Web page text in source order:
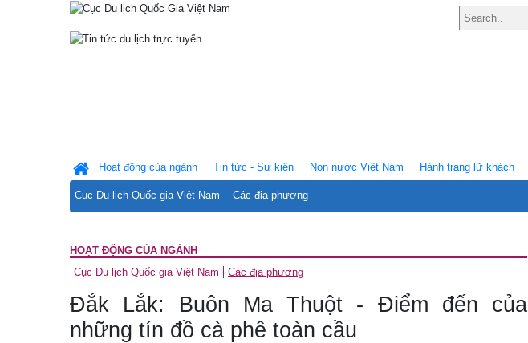
Hoạt động của ngành
Cục Du lịch Quốc gia Việt Nam Các địa phương
Tin tức - Sự kiện Non nước Việt Nam Hành trang lữ khách
HOẠT ĐỘNG CỦA NGÀNH
Cục Du lịch Quốc gia Việt Nam
Các địa phương
Đắk Lắk: Buôn Ma Thuột - Điểm đến của
những tín đồ cà phê toàn cầu